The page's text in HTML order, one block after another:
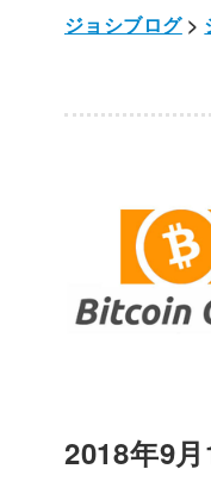
ジョシブログ>
2018年9